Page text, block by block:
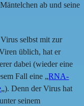
ab und seine
selbst mit zur
üblich, hat er
dabei (wieder eine
Fall eine „RNA-
„). Denn der Virus hat
seinem